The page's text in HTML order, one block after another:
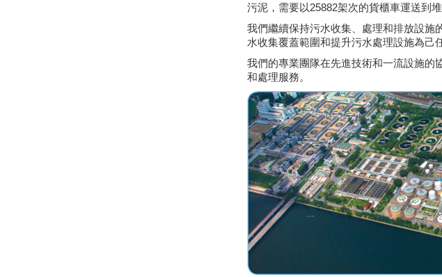
污泥，需要以25882架次的貨櫃車運送到堆
我們繼續保持污水收集、處理和排放設施
水收集覆蓋範圍和提升污水處理設施為己
我們的專業團隊在先進技術和一流設施的
和處理服務。